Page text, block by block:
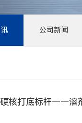
公司新闻
核打底标杆——溶